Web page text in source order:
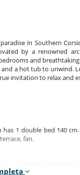
in Southern
by a renowned
and
a hot tub to unwind.
invitation to relax and
has 1 double bed 140
fan.